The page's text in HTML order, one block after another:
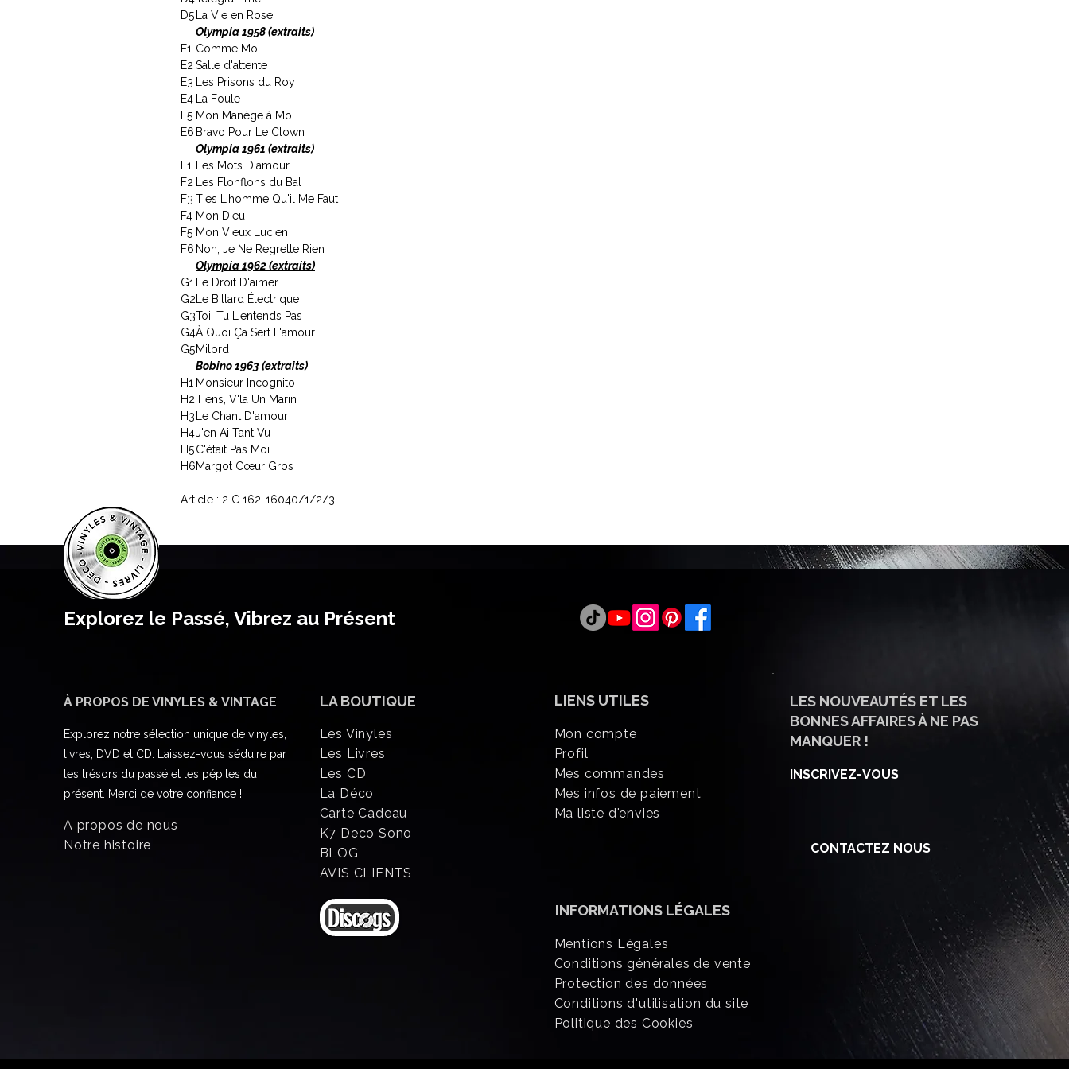
D5
La Vie en Rose
Olympia 1958 (extraits)
E1 Comme Moi
E2 Salle d'attente
E3
Les Prisons du Roy
E4
La Foule
E5 Mon Manège à Moi
E6 Bravo Pour Le Clown !
Olympia 1961 (extraits)
F1
Les Mots D'amour
F2
Les Flonflons du Bal
F3 T'es L'homme Qu'il Me Faut
F4 Mon Dieu
F5 Mon Vieux Lucien
F6 Non, Je Ne Regrette Rien
Olympia 1962 (extraits)
G1
Le Droit D'aimer
G2 Le Billard Électrique
G3Toi, Tu L'entends Pas
G4À Quoi Ça Sert L'amour
G5Milord
Bobino 1963 (extraits)
H1 Monsieur Incognito
H2Tiens, V'la Un Marin
H3
Le Chant D'amour
H4J'en Ai Tant Vu
H5C'était Pas Moi
H6Margot Cœur Gros
Article : 2 C 162-16040/1/2/3
Explorez le Passé, Vibrez au Présent
À PROPOS DE VINYLES & VINTAGE
Explorez notre sélection unique de vinyles,
livres, DVD et CD. Laissez-vous séduire par
les trésors du passé et les pépites du
présent. Merci de votre confiance !
A propos de nous
Notre histoire
LA BOUTIQUE
Les Vinyles
Les Livres
Les CD
La Déco
Carte Cadeau
K7 Deco Sono
BLOG
AVIS CLIENTS
LIENS UTILES
Mon compte
Profil
Mes commandes
Mes infos de paiement
Ma liste d'envies
INFORMATIONSLÉGALES
Mentions Légales
Conditions générales de vente
Protection des données
Conditions d'utilisation du site
Politique des Cookies
LES NOUVEAUTÉS ET LES
BONNES AFFAIRES À NE PAS
MANQUER !
INSCRIVEZ-VOUS
CONTACTEZ NOUS